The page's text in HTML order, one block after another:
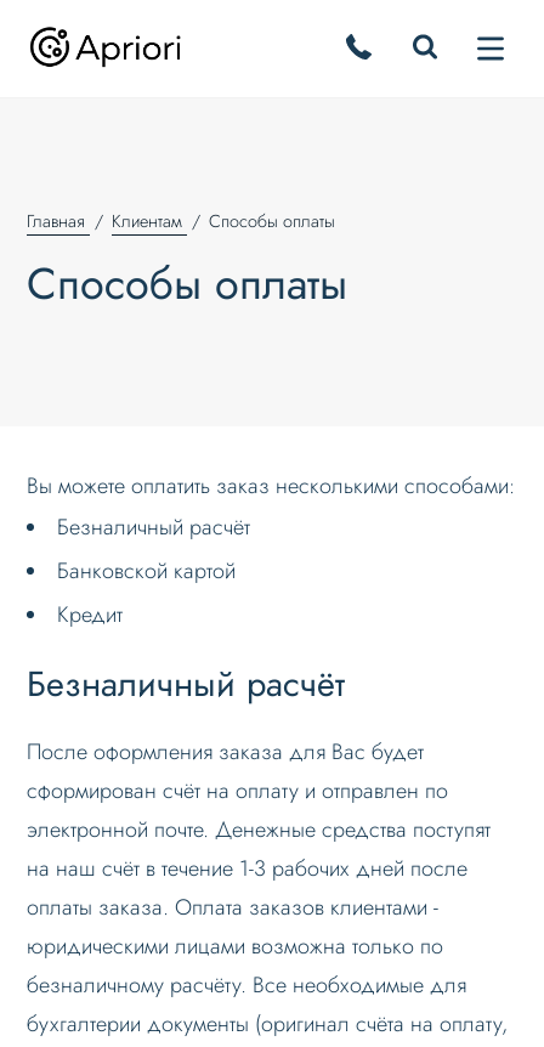
Главная Клиентам Способы оплаты
Способы оплаты
Вы можете оплатить заказ несколькими способами:
Безналичный расчёт
Банковской картой
Кредит
Безналичный расчёт
После оформления заказа для Вас будет
сформирован счёт на оплату и отправлен по
электронной почте. Денежные средства поступят
на наш счёт в течение 1-3 рабочих дней после
оплаты заказа. Оплата заказов клиентами -
юридическими лицами возможна только по
безналичному расчёту. Все необходимые для
бухгалтерии документы (оригинал счёта на оплату,